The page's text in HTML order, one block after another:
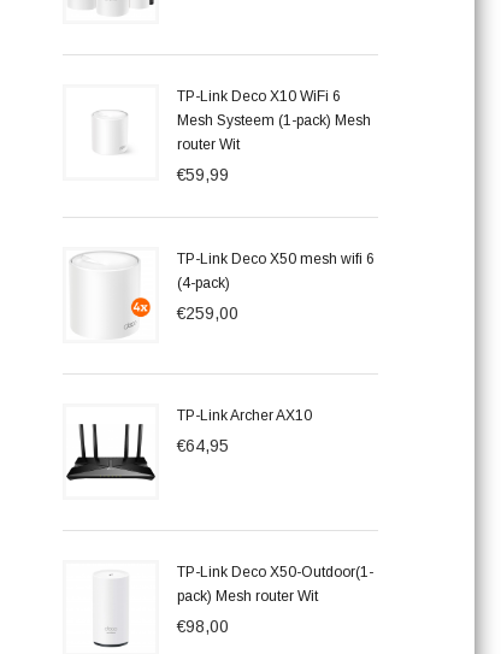
TP-Link Deco X10 WiFi 6
Mesh Systeem (1-pack) Mesh
router Wit
€59,99
TP-Link Deco X50 mesh wifi 6
(4-pack)
€259,00
TP-Link Archer AX10
€64,95
TP-Link Deco X50-Outdoor(1-
pack) Mesh router Wit
€98,00